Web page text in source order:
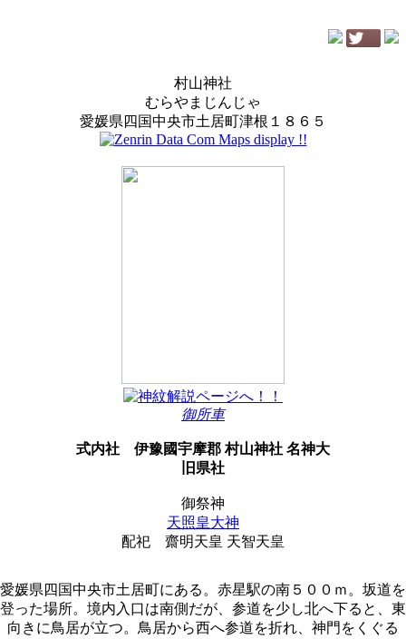
村山神社
むらやまじんじゃ
愛媛県四国中央市土居町津根１８６５
御所車
式内社
伊豫國宇摩郡 村山神社 名神大
旧県社
御祭神
天照皇大神
配祀 齋明天皇 天智天皇
愛媛県四国中央市土居町にある。赤星駅の南５００ｍ。坂道を
登った場所。境内入口は南側だが、参道を少し北へ下ると、東
向きに鳥居が立つ。鳥居から西へ参道を折れ、神門をくぐる